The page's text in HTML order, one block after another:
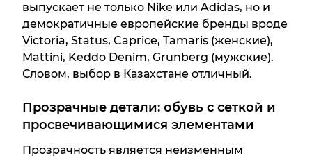
выпускает не только Nike или Adidas, но и
демократичные европейские бренды вроде
Victoria, Status, Caprice, Tamaris (женские),
Mattini, Keddo Denim, Grunberg (мужские).
Словом, выбор в Казахстане отличный.
Прозрачные детали: обувь с сеткой и
просвечивающимися элементами
Прозрачность является неизменным